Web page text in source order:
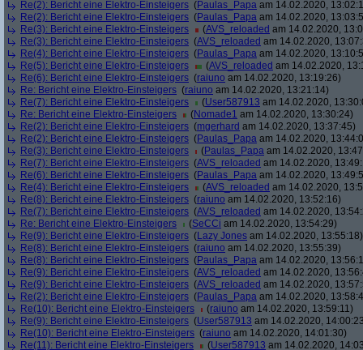
Re(2): Bericht eine Elektro-Einsteigers (Paulas_Papa am 14.02.2020,
Re(2): Bericht eine Elektro-Einsteigers (Paulas_Papa am 14.02.2020,
Re(3): Bericht eine Elektro-Einsteigers
(AVS_reloaded am 14.02.2020,
Re(3): Bericht eine Elektro-Einsteigers (AVS_reloaded am 14.02.2020,
Re(4): Bericht eine Elektro-Einsteigers (Paulas_Papa am 14.02.2020,
Re(5): Bericht eine Elektro-Einsteigers
(AVS_reloaded am 14.02.2020,
Re(6): Bericht eine Elektro-Einsteigers (raiuno am 14.02.2020, 13:19:26)
Re: Bericht eine Elektro-Einsteigers (raiuno am 14.02.2020, 13:21:14)
Re(7): Bericht eine Elektro-Einsteigers
(User587913 am 14.02.2020,
Re: Bericht eine Elektro-Einsteigers
(Nomade1 am 14.02.2020, 13:30:24)
Re(2): Bericht eine Elektro-Einsteigers (mgerhard am 14.02.2020, 13:37:45)
Re(2): Bericht eine Elektro-Einsteigers (Paulas_Papa am 14.02.2020,
Re(3): Bericht eine Elektro-Einsteigers
(Paulas_Papa am 14.02.2020,
Re(7): Bericht eine Elektro-Einsteigers (AVS_reloaded am 14.02.2020,
Re(6): Bericht eine Elektro-Einsteigers (Paulas_Papa am 14.02.2020,
Re(4): Bericht eine Elektro-Einsteigers
(AVS_reloaded am 14.02.2020,
Re(8): Bericht eine Elektro-Einsteigers (raiuno am 14.02.2020, 13:52:16)
Re(7): Bericht eine Elektro-Einsteigers (AVS_reloaded am 14.02.2020,
Re: Bericht eine Elektro-Einsteigers
(SeCCi am 14.02.2020, 13:54:29)
Re(9): Bericht eine Elektro-Einsteigers (Lazy Jones am 14.02.2020, 13:55:18)
Re(8): Bericht eine Elektro-Einsteigers (raiuno am 14.02.2020, 13:55:39)
Re(8): Bericht eine Elektro-Einsteigers (Paulas_Papa am 14.02.2020,
Re(9): Bericht eine Elektro-Einsteigers (AVS_reloaded am 14.02.2020,
Re(9): Bericht eine Elektro-Einsteigers (AVS_reloaded am 14.02.2020,
Re(2): Bericht eine Elektro-Einsteigers (Paulas_Papa am 14.02.2020,
Re(10): Bericht eine Elektro-Einsteigers
(raiuno am 14.02.2020, 13:59:11)
Re(9): Bericht eine Elektro-Einsteigers (User587913 am 14.02.2020,
Re(10): Bericht eine Elektro-Einsteigers (raiuno am 14.02.2020, 14:01:30)
Re(11): Bericht eine Elektro-Einsteigers
(User587913 am 14.02.2020,